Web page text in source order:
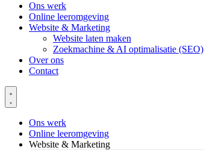
Ons werk
Online leeromgeving
Website & Marketing
Website laten maken
Zoekmachine & AI optimalisatie (SEO)
Over ons
Contact
Ons werk
Online leeromgeving
Website & Marketing